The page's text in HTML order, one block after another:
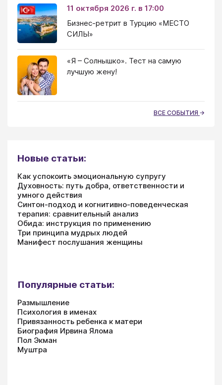
11 октября 2026 г. в 17:00
Бизнес-ретрит в Турцию «МЕСТО
СИЛЫ»
«Я – Солнышко». Тест на самую
лучшую жену!
ВСЕ СОБЫТИЯ
Новые статьи:
Как успокоить эмоциональную супругу
Духовность: путь добра, ответственности и
умного действия
Синтон-подход и когнитивно-поведенческая
терапия: сравнительный анализ
Обида: инструкция по применению
Три принципа мудрых людей
Манифест послушания женщины
Популярные статьи:
Размышление
Психология в именах
Привязанность ребенка к матери
Биография Ирвина Ялома
Пол Экман
Муштра